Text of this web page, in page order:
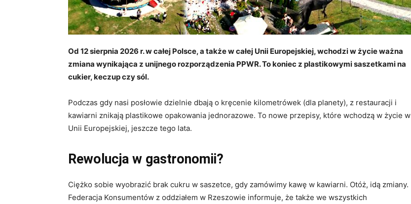
Od 12 sierpnia 2026 r. w całej Polsce, a także w całej Unii Europejskiej, wchodzi w życie ważna
zmiana wynikająca z unijnego rozporządzenia PPWR. To koniec z plastikowymi saszetkami na
cukier, keczup czy sól.
Podczas gdy nasi posłowie dzielnie dbają o kręcenie kilometrówek (dla planety), z restauracji i
kawiarni znikają plastikowe opakowania jednorazowe. To nowe przepisy, które wchodzą w życie w
Unii Europejskiej, jeszcze tego lata.
Rewolucja w gastronomii?
Ciężko sobie wyobrazić brak cukru w saszetce, gdy zamówimy kawę w kawiarni. Otóż, idą zmiany.
Federacja Konsumentów z oddziałem w Rzeszowie informuje, że także we wszystkich